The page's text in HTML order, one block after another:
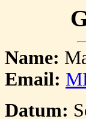
Name:
Email:
Datum: